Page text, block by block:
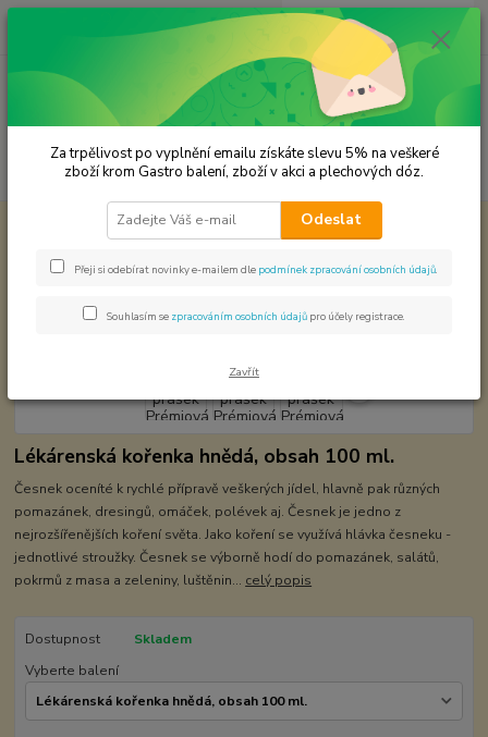
Menu
Hledat
ks
za 0,00 Kč
Premium koření Česnek prášek Prémiová kvalita
Česnek prášek Prémiová kvalita
Lékárenská kořenka hnědá, obsah 100 ml.
Česnek oceníté k rychlé přípravě veškerých jídel, hlavně pak různých
pomazánek, dresingů, omáček, polévek aj. Česnek je jedno z
nejrozšířenějších koření světa. Jako koření se využívá hlávka česneku -
jednotlivé stroužky. Česnek se výborně hodí do pomazánek, salátů,
pokrmů z masa a zeleniny, luštěnin... celý popis
Dostupnost
Skladem
Vyberte balení
Za trpělivost po vyplnění emailu získáte slevu 5% na veškeré
zboží krom Gastro balení, zboží v akci a plechových dóz.
Odeslat
Přeji si odebírat novinky e-mailem dle podmínek zpracování osobních údajů
Souhlasím se zpracováním osobních údajů pro účely registrace.
Zavřít